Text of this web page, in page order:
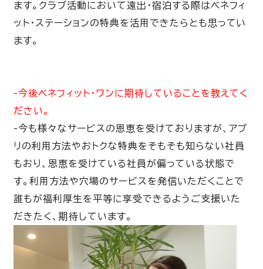
ます。クラブ活動において遠出・宿泊する際はベネフィ
ット・ステーションの特典を活用できたらとも思ってい
ます。
-今後ベネフィット・ワンに期待していることを教えてく
ださい。
-今も様々なサービスの恩恵を受けておりますが、アプ
リの利用方法やおトクな特典をそもそも知らない社員
もおり、恩恵を受けている社員が偏っている状態で
す。利用方法や穴場のサービスを発信いただくことで
誰もが福利厚生を平等に享受できるようご支援いた
だきたく、期待しています。